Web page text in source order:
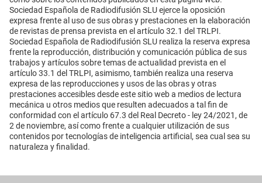
Sociedad Española de Radiodifusión SLU ejerce la oposición
expresa frente al uso de sus obras y prestaciones en la elaboración
de revistas de prensa prevista en el artículo 32.1 del TRLPI.
Sociedad Española de Radiodifusión SLU realiza la reserva expresa
frente la reproducción, distribución y comunicación pública de sus
trabajos y artículos sobre temas de actualidad prevista en el
artículo 33.1 del TRLPI, asimismo, también realiza una reserva
expresa de las reproducciones y usos de las obras y otras
prestaciones accesibles desde este sitio web a medios de lectura
mecánica u otros medios que resulten adecuados a tal fin de
conformidad con el artículo 67.3 del Real Decreto - ley 24/2021, de
2 de noviembre, así como frente a cualquier utilización de sus
contenidos por tecnologías de inteligencia artificial, sea cual sea su
naturaleza y finalidad.